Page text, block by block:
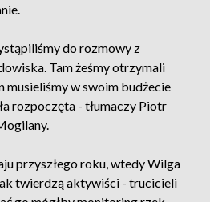
do rozmowy z
Tam żeśmy otrzymali
musieliśmy w swoim budżecie
rozpoczęta - tłumaczy Piotr
przyszłego roku, wtedy Wilga
twierdzą aktywiści - trucicieli